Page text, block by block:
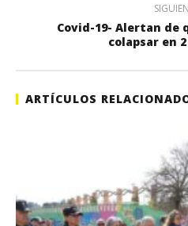
Covid-19- Alertan de
colapsar en
ARTÍCULOS